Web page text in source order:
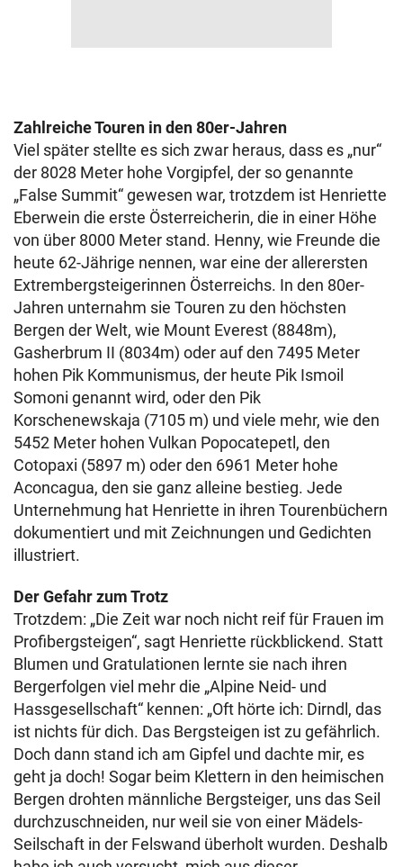
Zahlreiche Touren in den 80er-Jahren
Viel später stellte es sich zwar heraus, dass es „nur“
der 8028 Meter hohe Vorgipfel, der so genannte
„False Summit“ gewesen war, trotzdem ist Henriette
Eberwein die erste Österreicherin, die in einer Höhe
von über 8000 Meter stand. Henny, wie Freunde die
heute 62-Jährige nennen, war eine der allerersten
Extrembergsteigerinnen Österreichs. In den 80er-
Jahren unternahm sie Touren zu den höchsten
Bergen der Welt, wie Mount Everest (8848m),
Gasherbrum II (8034m) oder auf den 7495 Meter
hohen Pik Kommunismus, der heute Pik Ismoil
Somoni genannt wird, oder den Pik
Korschenewskaja (7105 m) und viele mehr, wie den
5452 Meter hohen Vulkan Popocatepetl, den
Cotopaxi (5897 m) oder den 6961 Meter hohe
Aconcagua, den sie ganz alleine bestieg. Jede
Unternehmung hat Henriette in ihren Tourenbüchern
dokumentiert und mit Zeichnungen und Gedichten
illustriert.
Der Gefahr zum Trotz
Trotzdem: „Die Zeit war noch nicht reif für Frauen im
Profibergsteigen“, sagt Henriette rückblickend. Statt
Blumen und Gratulationen lernte sie nach ihren
Bergerfolgen viel mehr die „Alpine Neid- und
Hassgesellschaft“ kennen: „Oft hörte ich: Dirndl, das
ist nichts für dich. Das Bergsteigen ist zu gefährlich.
Doch dann stand ich am Gipfel und dachte mir, es
geht ja doch! Sogar beim Klettern in den heimischen
Bergen drohten männliche Bergsteiger, uns das Seil
durchzuschneiden, nur weil sie von einer Mädels-
Seilschaft in der Felswand überholt wurden. Deshalb